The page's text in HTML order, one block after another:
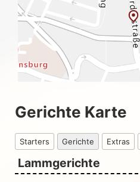
Gerichte Karte
Starters Gerichte Extras
Lammgerichte